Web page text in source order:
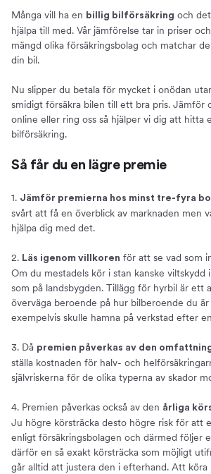
Många vill ha en billig bilförsäkring och
hjälpa till med. Vår jämförelse tar in priser
mängd olika försäkringsbolag och matchar
din bil.
Nu slipper du betala för mycket i onödan
smidigt försäkra bilen till ett bra pris. Jämför
online eller ring oss så hjälper vi dig att hitta
bilförsäkring.
Så får du en lägre premie
1. Jämför premierna hos minst tre-fyra
svårt att få en överblick av marknaden men
hjälpa dig med det.
2. Läs igenom villkoren för att se vad som
Om du mestadels kör i stan kanske viltskydd
som på landsbygden. Tillägg för hyrbil är ett
överväga beroende på hur bilberoende du
exempelvis skulle hamna på verkstad efter
3. Då premien påverkas av den
ställa kostnaden för halv- och
självriskerna för de olika typerna av skador
4. Premien påverkas också av den årliga
Ju högre körsträcka desto högre risk för att
enligt försäkringsbolagen och därmed följer
därför en så exakt körsträcka som möjligt
går alltid att justera den i efterhand. Att köra